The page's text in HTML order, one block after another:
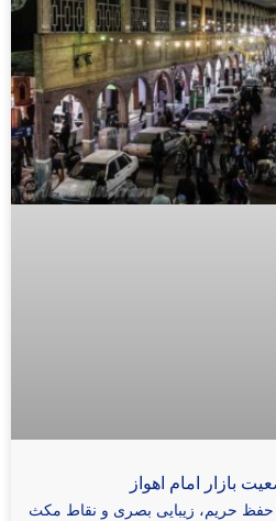
بازار امام اهواز
حفظ حریم، زیبایی بصری و نقاط مکث